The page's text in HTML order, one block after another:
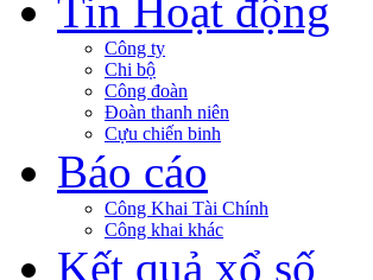
Tin Hoạt động
Công ty
Chi bộ
Công đoàn
Đoàn thanh niên
Cựu chiến binh
Báo cáo
Công Khai Tài Chính
Công khai khác
Kết quả xổ số